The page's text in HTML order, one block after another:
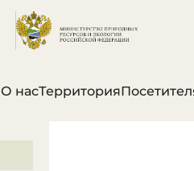
О насТерритория